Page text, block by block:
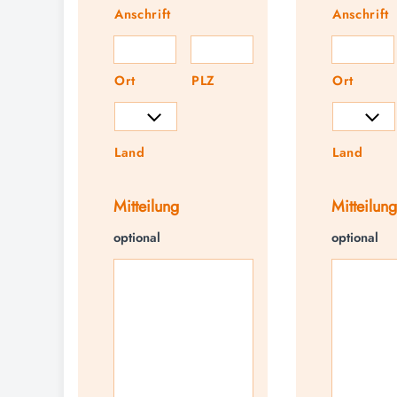
Anschrift
Ort PLZ
Land
Mitteilung
optional
Anschrift
Ort
Land
Mitteilung
optional